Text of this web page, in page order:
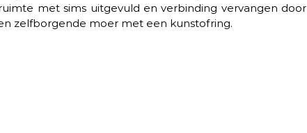
met sims uitgevuld en verbinding vervangen door
zelfborgende moer met een kunstofring.